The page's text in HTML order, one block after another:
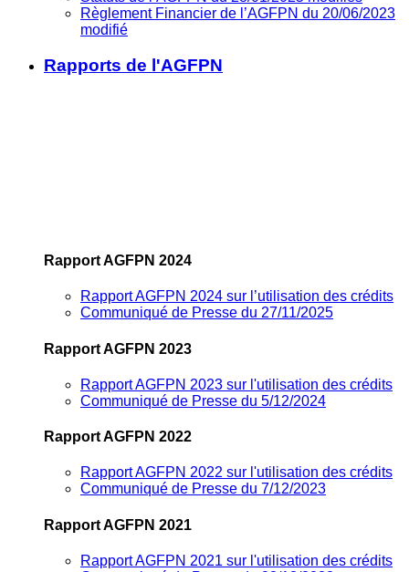
Règlement Financier de l’AGFPN du 20/06/2023
modifié
Rapports de l'AGFPN
Rapport AGFPN 2024
Rapport AGFPN 2024 sur l’utilisation des crédits
Communiqué de Presse du 27/11/2025
Rapport AGFPN 2023
Rapport AGFPN 2023 sur l'utilisation des crédits
Communiqué de Presse du 5/12/2024
Rapport AGFPN 2022
Rapport AGFPN 2022 sur l'utilisation des crédits
Communiqué de Presse du 7/12/2023
Rapport AGFPN 2021
Rapport AGFPN 2021 sur l'utilisation des crédits